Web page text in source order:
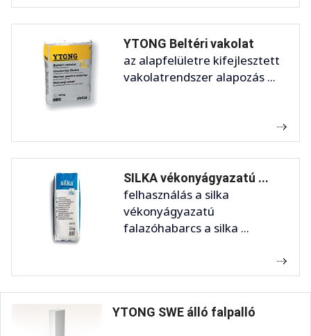
YTONG Beltéri vakolat
az alapfelületre kifejlesztett
vakolatrendszer alapozás ...
SILKA vékonyágyazatú ...
felhasználás a silka
vékonyágyazatú
falazóhabarcs a silka ...
YTONG SWE álló falpalló